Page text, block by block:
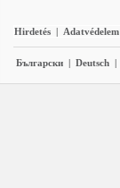
Hirdetés | Adatvédelem
Български | Deutsch |